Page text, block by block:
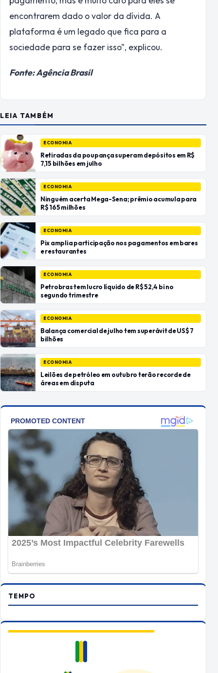
encontrarem dado o valor da dívida. A
plataforma é um legado que fica para a
sociedade para se fazer isso”, explicou.
Fonte: Agência Brasil
LEIA TAMBÉM
ECONOMIA
Retiradas da poupança superam depósitos em R$
7,15 bilhões em julho
ECONOMIA
Ninguém acerta Mega-Sena; prêmio acumula para
R$ 165 milhões
ECONOMIA
Pix amplia participação nos pagamentos em bares
e restaurantes
ECONOMIA
Petrobras tem lucro líquido de R$ 52,4 bi no
segundo trimestre
ECONOMIA
Balança comercial de julho tem superávit de US$ 7
bilhões
ECONOMIA
Leilões de petróleo em outubro terão recorde de
áreas em disputa
TEMPO